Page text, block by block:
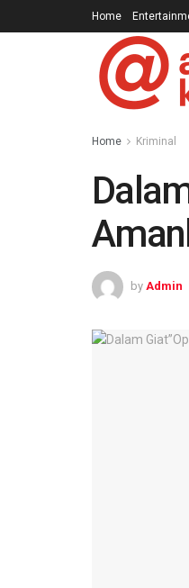
Home
Home Kriminal
by Admin